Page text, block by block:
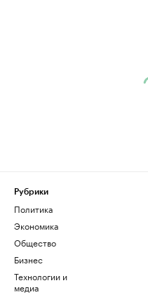
Рубрики
Политика
Экономика
Общество
Бизнес
Технологии и
медиа